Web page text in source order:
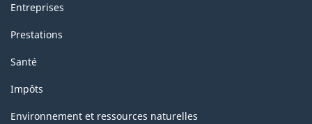
Entreprises
Prestations
Santé
Impôts
Environnement et ressources naturelles